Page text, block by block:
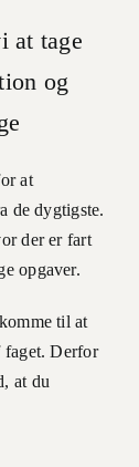
at tage
og
at
de dygtigste.
der er fart
opgaver.
til at
faget. Derfor
at du